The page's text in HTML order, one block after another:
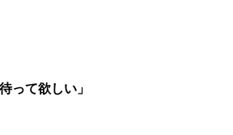
って欲しい」